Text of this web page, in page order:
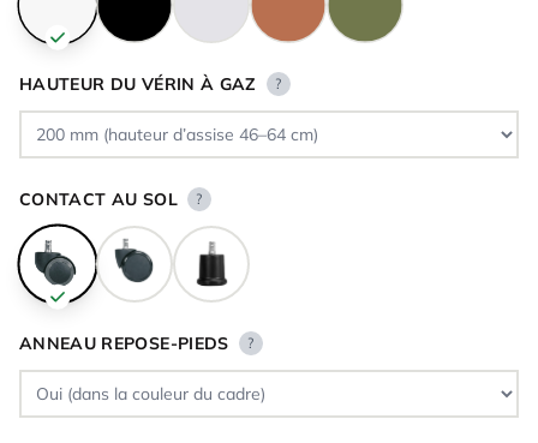
HAUTEUR DU VÉRIN À GAZ ?
CONTACT AU SOL ?
ANNEAU REPOSE-PIEDS ?